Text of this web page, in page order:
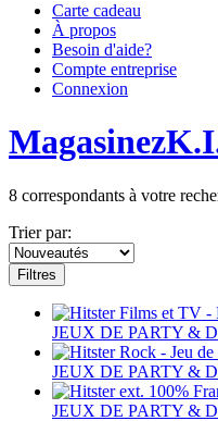
Carte cadeau
À propos
Besoin d'aide?
Compte entreprise
Connexion
Magasinez
8 correspondants à votre
Trier par:
Filtres
JEUX DE PARTY &
JEUX DE PARTY &
JEUX DE PARTY &